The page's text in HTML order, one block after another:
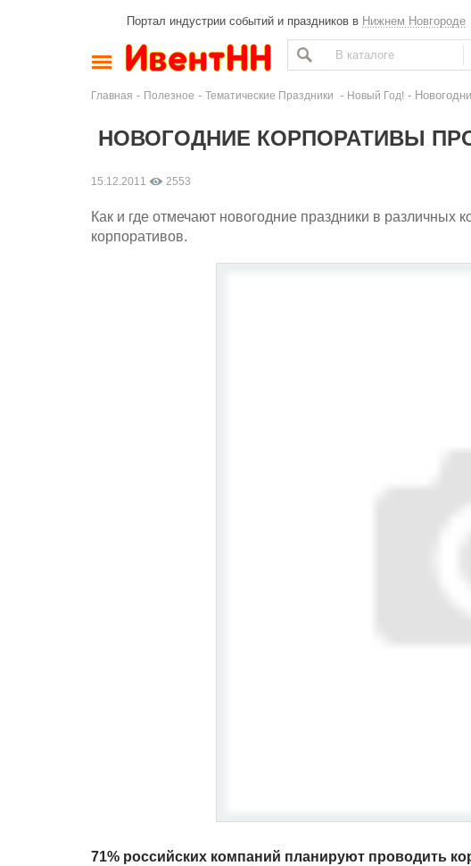
Портал индустрии событий и праздников в Нижнем Новгороде
Главная - Полезное - Тематические Праздники - Новый Год! -
НОВОГОДНИЕ КОРПОРАТИВЫ
15.12.2011 2553
Как и где отмечают новогодние праздники в различных
корпоративов.
71% российских компаний планируют проводить